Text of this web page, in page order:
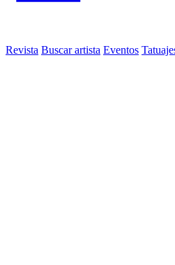
Revista Buscar artista Eventos